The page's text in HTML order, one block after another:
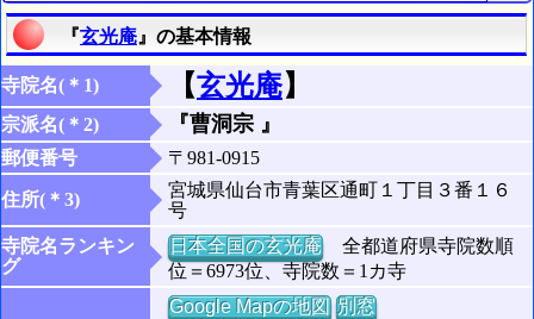
『玄光庵 』の基本情報
寺院名(＊1) 【玄光庵】
宗派名(＊2) 『曹洞宗 』
郵便番号 〒981-0915
住所(＊3)
宮城県仙台市青葉区通町１丁目３番１６
号
寺院名ランキン
グ
日本全国の玄光庵全都道府県寺院数順
位＝6973位、寺院数＝1カ寺
Google Mapの地図 別窓